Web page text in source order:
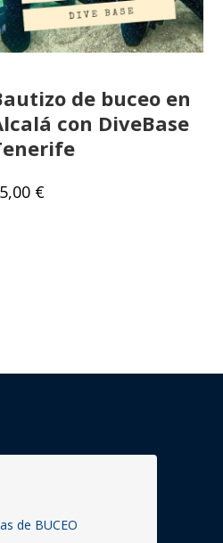
de buceo en
con DiveBase
€
de BUCEO